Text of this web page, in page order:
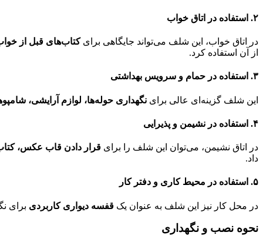
۲. استفاده در اتاق خواب
در اتاق خواب، این شلف می‌تواند جایگاهی برایکتاب‌های قبل از
از آن استفاده کرد.
۳. استفاده در حمام و سرویس بهداشتی
این شلف گزینه‌ای عالی برای نگهداری حوله‌ها، لوازم آرایشی،
۴. استفاده در نشیمن و پذیرایی
در اتاق نشیمن، می‌توان این شلف را برای قرار دادن قاب عکس،
داد.
۵. استفاده در محیط کاری و دفتر کار
در محل کار نیز این شلف به عنوان یک قفسه دیواری کاربردی برای
نحوه نصب و نگهداری